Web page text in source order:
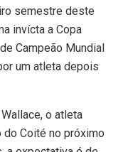
semestre deste
invícta a Copa
Campeão Mundial
um atleta depois
o atleta
do Coité no próximo